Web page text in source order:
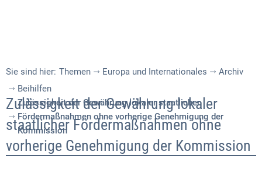
Sie sind hier: Themen Europa und Internationales
Archiv
Beihilfen
Zulässigkeit der Gewährung lokaler staatlicher
Fördermaßnahmen ohne vorherige Genehmigung der
Kommission
Zulässigkeit
der
Gewährung
Zulässigkeit der Gewährung lokaler
staatlicher Fördermaßnahmen ohne
vorherige Genehmigung der Kommission